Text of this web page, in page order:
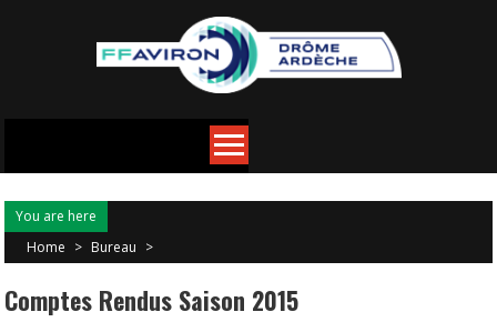
You are here
Home > Bureau >
Comptes Rendus Saison 2015